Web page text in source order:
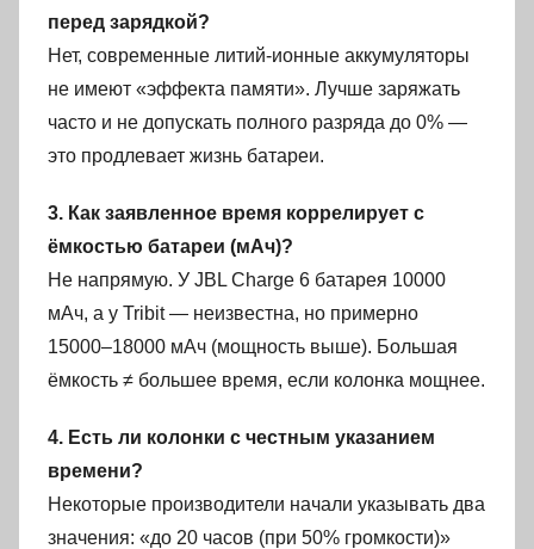
перед зарядкой?
Нет, современные литий-ионные аккумуляторы
не имеют «эффекта памяти». Лучше заряжать
часто и не допускать полного разряда до 0% —
это продлевает жизнь батареи.
3. Как заявленное время коррелирует с
ёмкостью батареи (мАч)?
Не напрямую. У JBL Charge 6 батарея 10000
мАч, а у Tribit — неизвестна, но примерно
15000–18000 мАч (мощность выше). Большая
ёмкость ≠ большее время, если колонка мощнее.
4. Есть ли колонки с честным указанием
времени?
Некоторые производители начали указывать два
значения: «до 20 часов (при 50% громкости)»